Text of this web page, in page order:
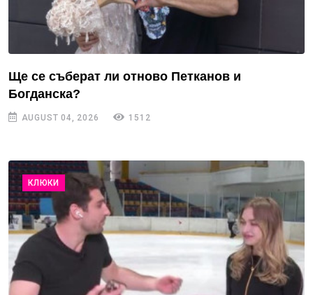
Ще се съберат ли отново Петканов и
Богданска?
AUGUST 04, 2026 1512
КЛЮКИ